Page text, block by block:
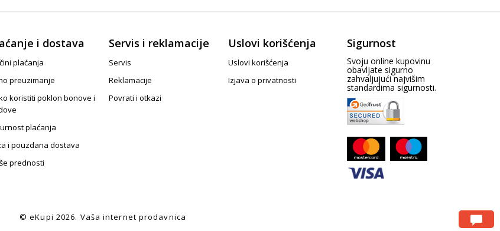
i dostava
plaćanja
preuzimanje
koristiti poklon bonove i
plaćanja
i pouzdana dostava
prednosti
Servis i reklamacije
Servis
Reklamacije
Povrati i otkazi
Uslovi korišćenja
Uslovi korišćenja
Izjava o privatnosti
Sigurnost
Svoju online kupovinu
obavljate sigurno
zahvaljujući najvišim
standardima sigurnosti.
© eKupi 2026. Vaša internet prodavnica